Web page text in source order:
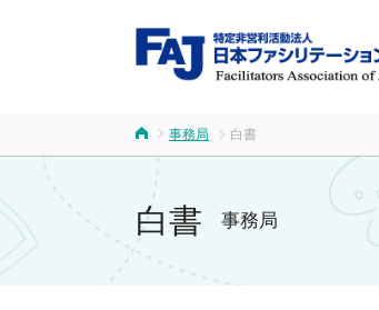
事務局 白書
白書 事務局